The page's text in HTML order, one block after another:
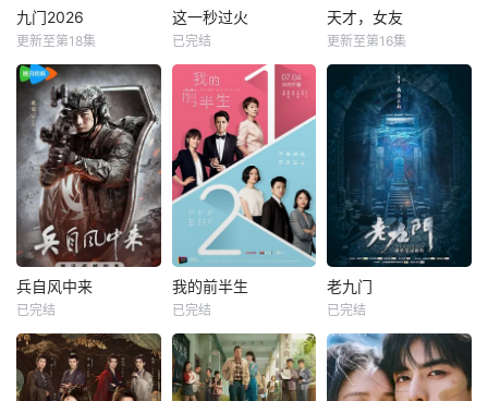
九门2026
更新至第18集
这一秒过火
已完结
天才，女友
更新至第16集
兵自风中来
已完结
我的前半生
已完结
老九门
已完结